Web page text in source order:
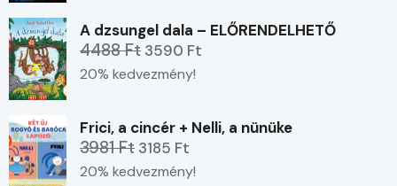
A dzsungel dala – ELŐRENDELHETŐ
4488 Ft 3590 Ft
20% kedvezmény!
Frici, a cincér + Nelli, a nünüke
3981 Ft 3185 Ft
20% kedvezmény!